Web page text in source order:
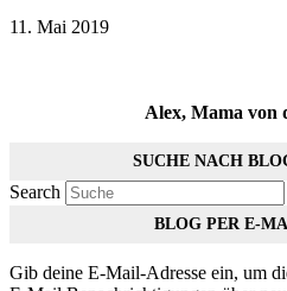
11. Mai 2019
Alex, Mama von
SUCHE NACH
Search
BLOG PER E-
Gib deine E-Mail-Adresse ein, um